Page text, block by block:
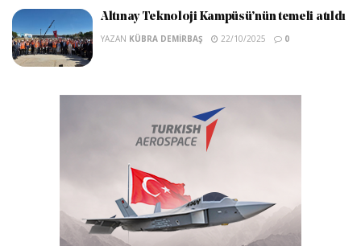
Altınay Teknoloji Kampüsü’nün temeli atıldı
YAZAN KÜBRA DEMIRBAŞ 22/10/2025 0